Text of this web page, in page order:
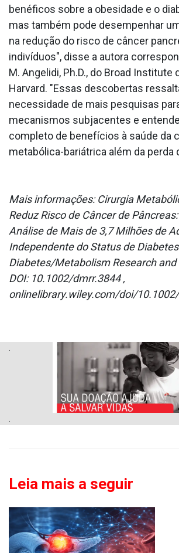
benéficos sobre a obesidade e o
mas também pode desempenhar
na redução do risco de câncer
indivíduos", disse a autora
M. Angelidi, Ph.D., do Broad Institute
Harvard. "Essas descobertas
necessidade de mais pesquisas
mecanismos subjacentes e
completo de benefícios à saúde da
metabólica-bariátrica além da perda
Mais informações: Cirurgia
Reduz Risco de Câncer de
Análise de Mais de 3,7 Milhões de
Independente do Status de
Diabetes/Metabolism Research and
DOI: 10.1002/dmrr.3844 ,
onlinelibrary.wiley.com/doi/
Leia mais a seguir